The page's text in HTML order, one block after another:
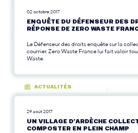
02 octobre 2017
ENQUÊTE DU DÉFENSEUR DES
RÉPONSE DE ZERO WASTE
Le Défenseur des droits enquête sur la
courrier, Zero Waste France lui fait valoir
Waste.
ACTUALITÉS
29 août 2017
UN VILLAGE D’ARDÈCHE
COMPOSTER EN PLEIN CHAMP